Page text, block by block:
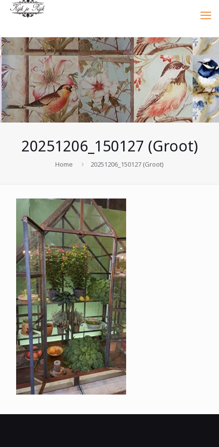
20251206_150127 (Groot)
Home 20251206_150127 (Groot)